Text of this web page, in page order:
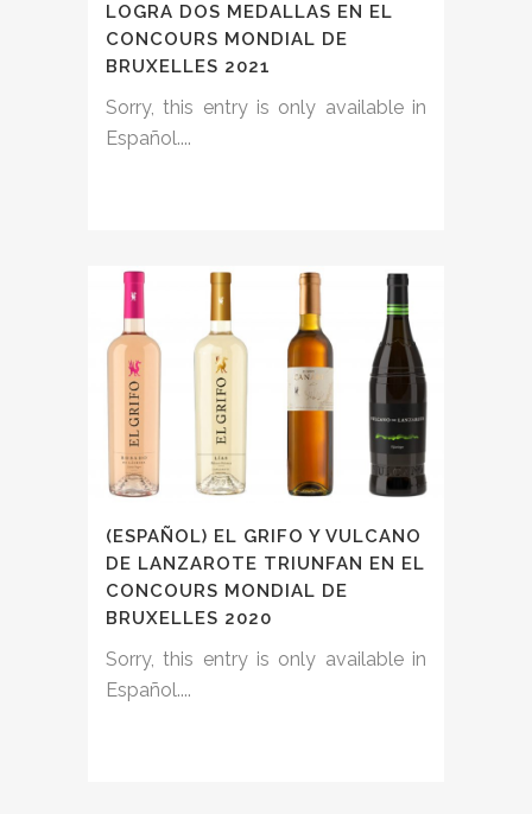
LOGRA DOS MEDALLAS EN EL
CONCOURS MONDIAL DE
BRUXELLES 2021
Sorry, this entry is only available in
Español....
(ESPAÑOL) EL GRIFO Y VULCANO
DE LANZAROTE TRIUNFAN EN EL
CONCOURS MONDIAL DE
BRUXELLES 2020
Sorry, this entry is only available in
Español....